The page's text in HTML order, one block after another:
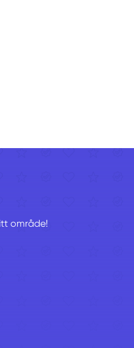
område!